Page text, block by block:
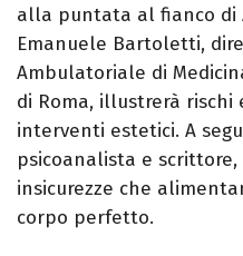
alla puntata al fianco di
Emanuele Bartoletti,
Ambulatoriale di
di Roma, illustrerà
interventi estetici. A
psicoanalista e
insicurezze che
corpo perfetto.